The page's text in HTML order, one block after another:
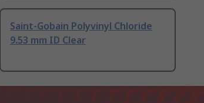
Saint-Gobain Polyvinyl Chloride
9.53 mm ID Clear